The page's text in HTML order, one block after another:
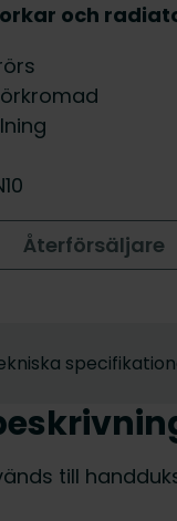
och
Återförsäljare
till